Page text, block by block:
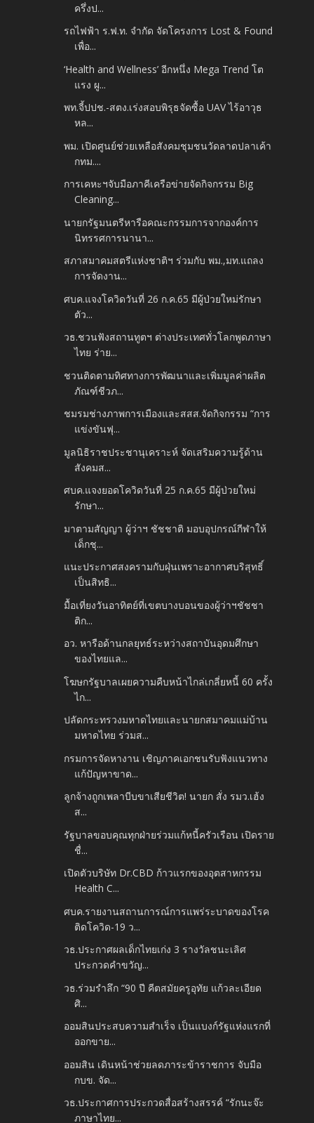
ครึ่งป...
รถไฟฟ้า ร.ฟ.ท. จำกัด จัดโครงการ Lost & Found
เพื่อ...
‘Health and Wellness’ อีกหนึ่ง Mega Trend โต
แรง ผู...
พท.จี้ปปช.-สตง.เร่งสอบพิรุธจัดซื้อ UAV ไร้อาวุธ
หล...
พม. เปิดศูนย์ช่วยเหลือสังคมชุมชนวัดลาดปลาเค้า
กทม....
การเคหะฯจับมือภาคีเครือข่ายจัดกิจกรรม Big
Cleaning...
นายกรัฐมนตรีหารือคณะกรรมการจากองค์การ
นิทรรศการนานา...
สภาสมาคมสตรีแห่งชาติฯ ร่วมกับ พม.,มท.แถลง
การจัดงาน...
ศบค.แจงโควิดวันที่ 26 ก.ค.65 มีผู้ป่วยใหม่รักษา
ตัว...
วธ.ชวนฟังสถานทูตฯ ต่างประเทศทั่วโลกพูดภาษา
ไทย ร่าย...
ชวนติดตามทิศทางการพัฒนาและเพิ่มมูลค่าผลิต
ภัณฑ์ชีวภ...
ชมรมช่างภาพการเมืองและสสส.จัดกิจกรรม “การ
แข่งขันฟุ...
มูลนิธิราชประชานุเคราะห์ จัดเสริมความรู้ด้าน
สังคมส...
ศบค.แจงยอดโควิดวันที่ 25 ก.ค.65 มีผู้ป่วยใหม่
รักษา...
มาตามสัญญา ผู้ว่าฯ ชัชชาติ มอบอุปกรณ์กีฬาให้
เด็กชุ...
แนะประกาศสงครามกับฝุ่นเพราะอากาศบริสุทธิ์
เป็นสิทธิ...
มื้อเที่ยงวันอาทิตย์ที่เขตบางบอนของผู้ว่าฯชัชชา
ติก...
อว. หารือด้านกลยุทธ์ระหว่างสถาบันอุดมศึกษา
ของไทยแล...
โฆษกรัฐบาลเผยความคืบหน้าไกล่เกลี่ยหนี้ 60 ครั้ง
ไก...
ปลัดกระทรวงมหาดไทยและนายกสมาคมแม่บ้าน
มหาดไทย ร่วมส...
กรมการจัดหางาน เชิญภาคเอกชนรับฟังแนวทาง
แก้ปัญหาขาด...
ลูกจ้างถูกเพลาบีบขาเสียชีวิต! นายก สั่ง รมว.เฮ้ง
ส...
รัฐบาลขอบคุณทุกฝ่ายร่วมแก้หนี้ครัวเรือน เปิดราย
ชื่...
เปิดตัวบริษัท Dr.CBD ก้าวแรกของอุตสาหกรรม
Health C...
ศบค.รายงานสถานการณ์การแพร่ระบาดของโรค
ติดโควิด-19 ว...
วธ.ประกาศผลเด็กไทยเก่ง 3 รางวัลชนะเลิศ
ประกวดคำขวัญ...
วธ.ร่วมรำลึก “90 ปี คีตสมัยครูอุทัย แก้วละเอียด
ศิ...
ออมสินประสบความสำเร็จ เป็นแบงก์รัฐแห่งแรกที่
ออกขาย...
ออมสิน เดินหน้าช่วยลดภาระข้าราชการ จับมือ
กบข. จัด...
วธ.ประกาศการประกวดสื่อสร้างสรรค์ “รักนะจ๊ะ
ภาษาไทย...